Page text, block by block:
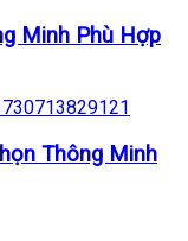
Minh Phù Hợp
Thông Minh